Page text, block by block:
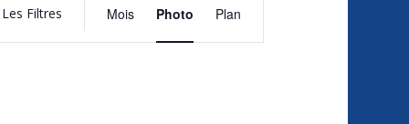
Filtres
de
Mois Photo Plan